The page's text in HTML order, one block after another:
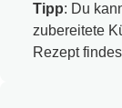
Tipp: Du
zubereitete
Rezept